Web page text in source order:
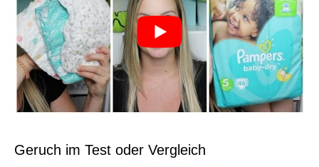
Geruch im Test oder Vergleich